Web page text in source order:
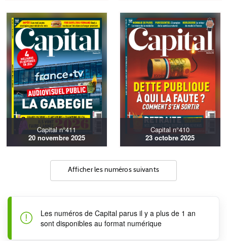
Capital n°411
20 novembre 2025
Capital n°410
23 octobre 2025
Afficher les numéros suivants
Les numéros de Capital parus il y a plus de 1 an
sont disponibles au format numérique